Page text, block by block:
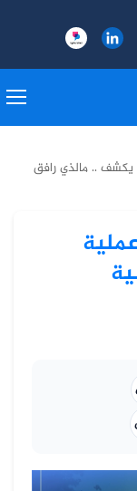
يكشف .. مالذي رافق